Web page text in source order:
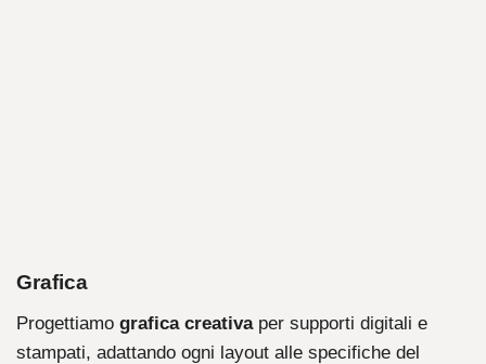
Grafica
Progettiamo grafica creativaper supporti digitali e
stampati, adattando ogni layout alle specifiche del